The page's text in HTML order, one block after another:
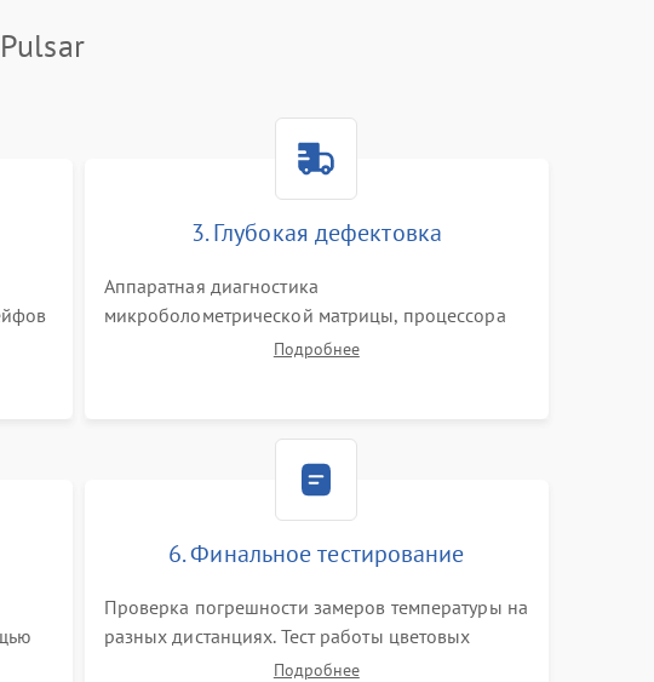
от
3. Глубокая дефектовка
Аппаратная диагностика
микроболометрической матрицы, процессора
обработки изображений и цепей питания.
Подробнее
6. Финальное тестирование
Проверка погрешности замеров температуры на
разных дистанциях. Тест работы цветовых
палитр, сохранения термограмм в память и
Подробнее